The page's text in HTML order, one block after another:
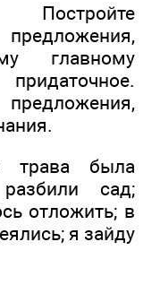
главному
трава была
сад;
отложить; в
я зайду